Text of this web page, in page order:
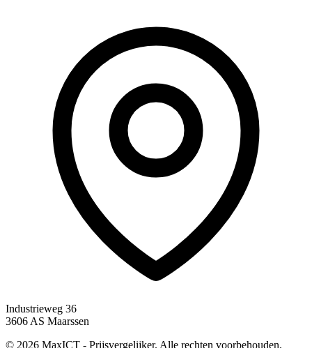
Industrieweg 36
3606 AS Maarssen
© 2026 MaxICT - Prijsvergelijker. Alle rechten voorbehouden.